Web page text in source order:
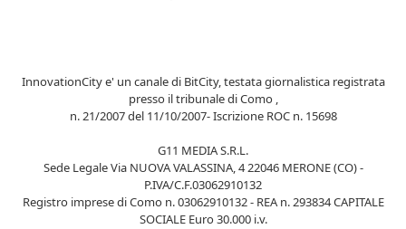
InnovationCity e' un canale di BitCity, testata giornalistica registrata
presso il tribunale di Como ,
n. 21/2007 del 11/10/2007- Iscrizione ROC n. 15698
G11 MEDIA S.R.L.
Sede Legale Via NUOVA VALASSINA, 4 22046 MERONE (CO) -
P.IVA/C.F.03062910132
Registro imprese di Como n. 03062910132 - REA n. 293834 CAPITALE
SOCIALE Euro 30.000 i.v.